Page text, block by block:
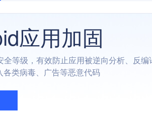
应用加固
全等级，有效防止应用被逆向分析、反编
各类病毒、广告等恶意代码